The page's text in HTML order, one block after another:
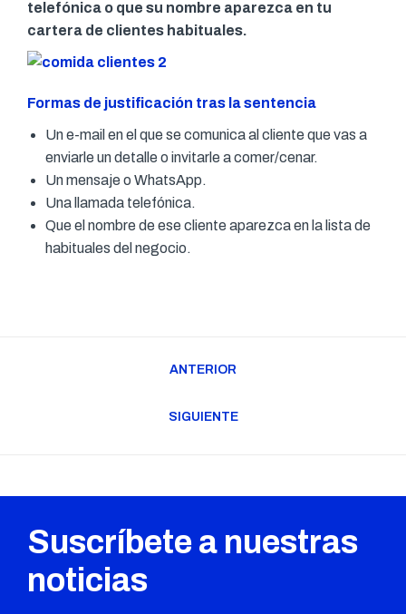
telefónica o que su nombre aparezca en tu
cartera de clientes habituales.
Formas de justificación tras la sentencia
Un e-mail en el que se comunica al cliente que vas a
enviarle un detalle o invitarle a comer/cenar.
Un mensaje o WhatsApp.
Una llamada telefónica.
Que el nombre de ese cliente aparezca en la lista de
habituales del negocio.
ANTERIOR
SIGUIENTE
Suscríbete a nuestras
noticias